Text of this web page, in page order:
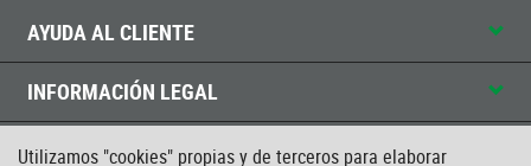
Utilizamos "cookies" propias y de terceros para elaborar
AYUDA AL CLIENTE
INFORMACIÓN LEGAL
CONTACTO